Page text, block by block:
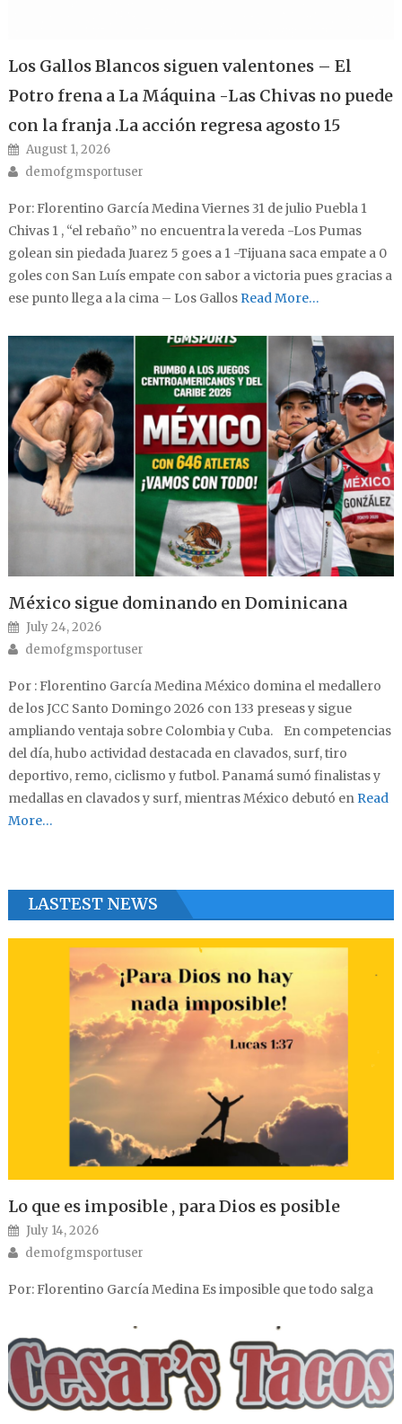
Los Gallos Blancos siguen valentones – El
Potro frena a La Máquina -Las Chivas no puede
con la franja .La acción regresa agosto 15
Posted on
August 1, 2026
Author
demofgmsportuser
Por: Florentino García Medina Viernes 31 de julio Puebla 1
Chivas 1 , “el rebaño” no encuentra la vereda -Los Pumas
golean sin piedada Juarez 5 goes a 1 -Tijuana saca empate a 0
goles con San Luís empate con sabor a victoria pues gracias a
ese punto llega a la cima – Los GallosRead More…
México sigue dominando en Dominicana
Posted on
July 24, 2026
Author
demofgmsportuser
Por : Florentino García Medina México domina el medallero
de los JCC Santo Domingo 2026 con 133 preseas y sigue
ampliando ventaja sobre Colombia y Cuba. En competencias
del día, hubo actividad destacada en clavados, surf, tiro
deportivo, remo, ciclismo y futbol. Panamá sumó finalistas y
medallas en clavados y surf, mientras México debutó enRead
More…
LASTEST NEWS
Lo que es imposible , para Dios es posible
Posted on
July 14, 2026
Author
demofgmsportuser
Por: Florentino García Medina Es imposible que todo salga